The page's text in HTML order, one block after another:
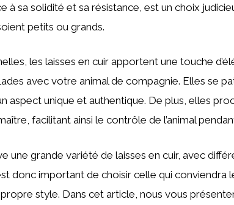
à sa solidité et sa résistance, est un choix
petits ou grands.
les laisses en cuir apportent une touche
avec votre animal de compagnie. Elles se
aspect unique et authentique. De plus, elles
facilitant ainsi le contrôle de l’animal
une grande variété de laisses en cuir, avec
donc important de choisir celle qui conviendra
style. Dans cet article, nous vous